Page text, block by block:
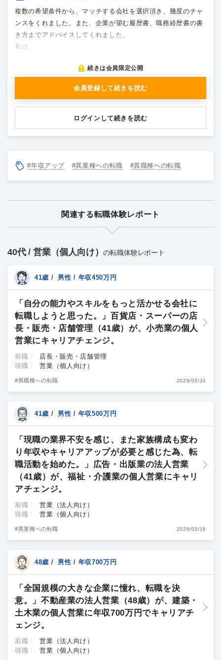
複数の希望条件から、マッチする会社を選択頂き、幾度のチャ
ンスをくれました。また、企業が望む履歴書、職務経歴書の書
き方までアドバイスしてくれました。
私は…
続きは会員限定公開
会員登録して続きを読む
ログインして続きを読む
#年収アップ #異業種への転職 #異職種への転職
関連する転職体験レポート
40代 / 営業（個人向け）の転職体験レポート
41歳 / 男性 / 年収450万円
「自分の能力やスキルをもっと活かせる会社に
転職しようと思った。」百貨店・スーパーの店
長・販売・店舗管理（41歳）が、小売業の個人
営業にキャリアチェンジ。
前職
店長・販売・店舗管理
現職
営業（個人向け）
#異職種への転職 2026/03/24
41歳 / 男性 / 年収500万円
「現職の業界不安を感じ、また家族構成も変わ
り年収やキャリアアップが必要と感じた為、転
職活動を始めた。」広告・出版業の法人営業
（41歳）が、福祉・介護業の個人営業にキャリ
アチェンジ。
前職
営業（法人向け）
現職
営業（個人向け）
#異業種への転職 2026/03/18
48歳 / 男性 / 年収700万円
「全国規模の大きな企業に憧れ、転職を決
意。」不動産業の法人営業（48歳）が、建築・
土木業の個人営業に年収700万円でキャリアチ
ェンジ。
前職
営業（法人向け）
現職
営業（個人向け）